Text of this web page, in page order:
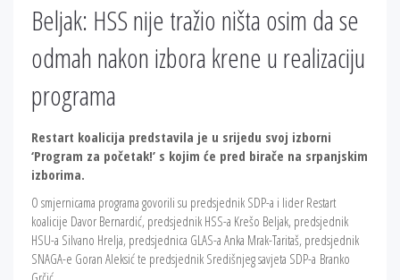
Beljak: HSS nije tražio ništa osim da se
odmah nakon izbora krene u realizaciju
programa
Restart koalicija predstavila je u srijedu svoj izborni
‘Program za početak!’ s kojim će pred birače na srpanjskim
izborima.
O smjernicama programa govorili su predsjednik SDP-a i lider Restart
koalicije Davor Bernardić, predsjednik HSS-a Krešo Beljak, predsjednik
HSU-a Silvano Hrelja, predsjednica GLAS-a Anka Mrak-Taritaš, predsjednik
SNAGA-e Goran Aleksić te predsjednik Središnjeg savjeta SDP-a Branko